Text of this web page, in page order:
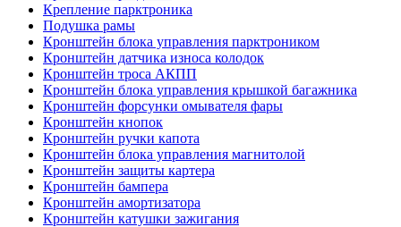
Крепление парктроника
Подушка рамы
Кронштейн блока управления парктроником
Кронштейн датчика износа колодок
Кронштейн троса АКПП
Кронштейн блока управления крышкой багажника
Кронштейн форсунки омывателя фары
Кронштейн кнопок
Кронштейн ручки капота
Кронштейн блока управления магнитолой
Кронштейн защиты картера
Кронштейн бампера
Кронштейн амортизатора
Кронштейн катушки зажигания